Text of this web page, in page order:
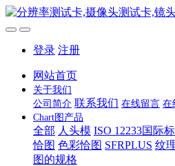
登录 注册
网站首页
关于我们
公司简介 联系我们 在线留言 在
Chart图产品
全部 人头模 ISO 12233国际
恰图 色彩恰图 SFRPLUS 纹
图的规格